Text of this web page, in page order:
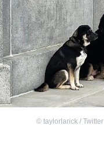
© taylorlarick / Twitter